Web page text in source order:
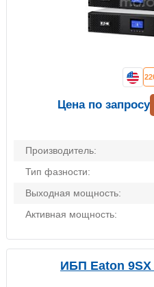
Производитель:
Тип фазности:
Выходная мощность:
Активная мощность:
Цена по запросу
ИБП Eaton 9SX